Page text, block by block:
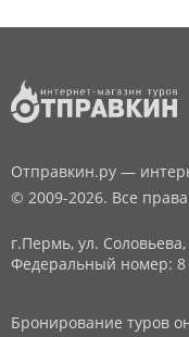
Отправкин.ру —
© 2009-2026. Все
г.Пермь, ул. Соловьева,
Федеральный номер: 8
Бронирование туров